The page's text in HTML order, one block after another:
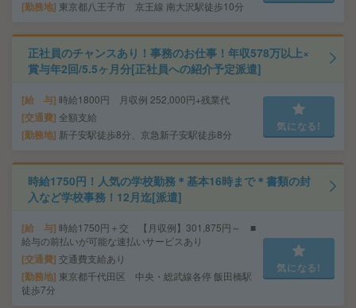
勤務地 東京都八王子市 京王線 南大沢駅徒歩10分
正社員のチャンスあり！事務のお仕事！年収578万以上×
賞与年2回/5.5ヶ月分[正社員への紹介予定派遣]
給 与 時給1800円 月収例 252,000円+残業代
交通費 全額支給
勤務地 新子安駅徒歩8分、京急新子安駅徒歩8分
気になる!
時給1750円！人気の学校勤務＊基本16時まで＊書類の封
入など学校事務！12月迄[派遣]
給 与 時給1750円＋交 【月収例】301,875円～ ■
給与の前払いが可能な速払いサービスあり
交通費 交通費支給あり
勤務地 東京都千代田区 中央・総武線各停 飯田橋駅
徒歩7分
気になる!